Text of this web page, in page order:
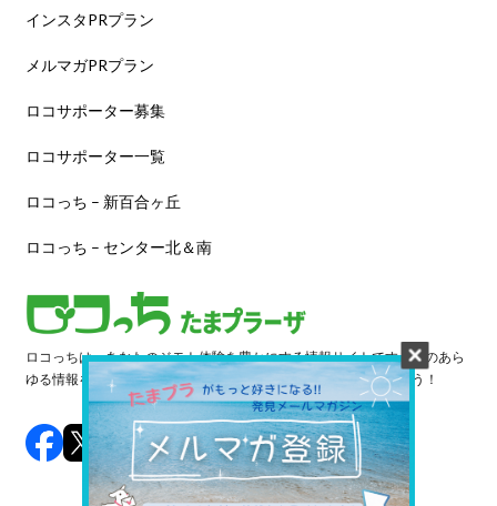
インスタPRプラン
メルマガPRプラン
ロコサポーター募集
ロコサポーター一覧
ロコっち – 新百合ヶ丘
ロコっち – センター北＆南
ロコっちは、あなたのジモト体験を豊かにする情報サイトです。街のあら
ゆる情報を収集し、日々更新しています。早速情報を探してみよう！
©️ 2024 LOCOTCH. All Rights Reserved.